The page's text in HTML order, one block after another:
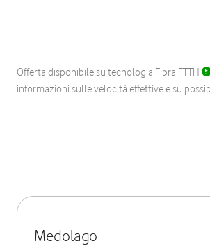
Offerta disponibile su tecnologia Fibra FTTH
informazioni sulle velocità effettive e su
Medolago